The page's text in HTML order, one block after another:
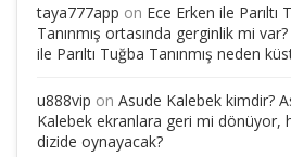
taya777app on Ece Erken ile Parıltı
Tanınmış ortasında gerginlik mi
ile Parıltı Tuğba Tanınmış neden
u888vip on Asude Kalebek kimdir?
Kalebek ekranlara geri mi dönüyor,
dizide oynayacak?